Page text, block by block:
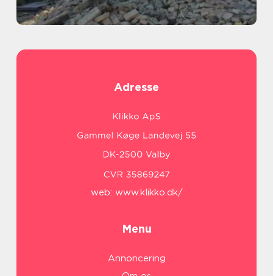
Adresse
web: www.klikko.dk/
Menu
Annoncering